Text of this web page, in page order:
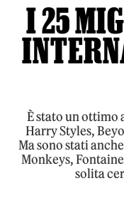
I 25
È stato un ottimo
Harry Styles,
Ma sono stati
Monkeys,
solita